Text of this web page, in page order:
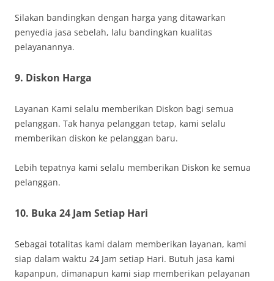
Silakan bandingkan dengan harga yang ditawarkan
penyedia jasa sebelah, lalu bandingkan kualitas
pelayanannya.
9. Diskon Harga
Layanan Kami selalu memberikan Diskon bagi semua
pelanggan. Tak hanya pelanggan tetap, kami selalu
memberikan diskon ke pelanggan baru.
Lebih tepatnya kami selalu memberikan Diskon ke semua
pelanggan.
10. Buka 24 Jam Setiap Hari
Sebagai totalitas kami dalam memberikan layanan, kami
siap dalam waktu 24 Jam setiap Hari. Butuh jasa kami
kapanpun, dimanapun kami siap memberikan pelayanan